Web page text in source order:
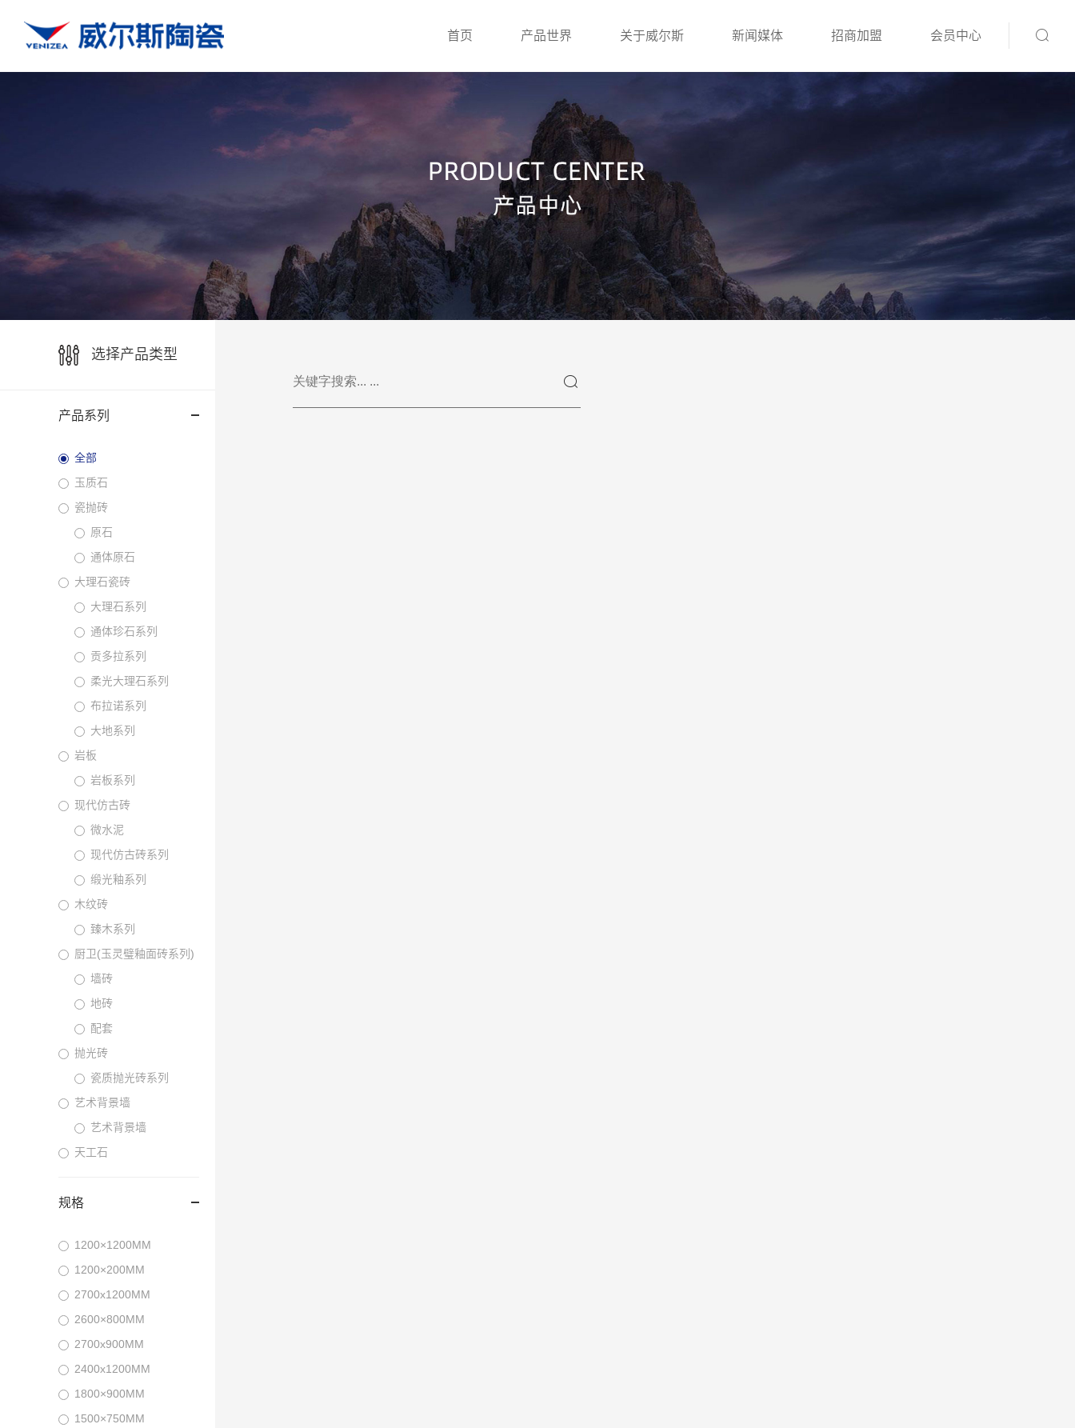
首页 产品世界 关于威尔斯 新闻媒体 招商加盟 会员中心
选择产品类型
产品系列
全部
玉质石
瓷抛砖
原石
通体原石
大理石瓷砖
大理石系列
通体珍石系列
贡多拉系列
柔光大理石系列
布拉诺系列
大地系列
岩板
岩板系列
现代仿古砖
微水泥
现代仿古砖系列
缎光釉系列
木纹砖
臻木系列
厨卫(玉灵璧釉面砖系列)
墙砖
地砖
配套
抛光砖
瓷质抛光砖系列
艺术背景墙
艺术背景墙
天工石
规格
1200×1200MM
1200×200MM
2700x1200MM
2600×800MM
2700x900MM
2400x1200MM
1800×900MM
1500×750MM